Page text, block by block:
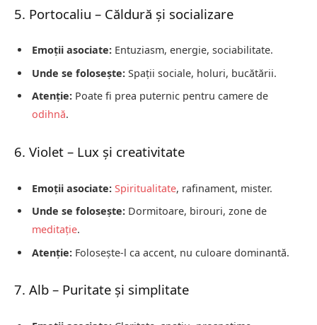
5. Portocaliu – Căldură și socializare
Emoții asociate: Entuziasm, energie, sociabilitate.
Unde se folosește: Spații sociale, holuri, bucătării.
Atenție: Poate fi prea puternic pentru camere de
odihnă.
6. Violet – Lux și creativitate
Emoții asociate: Spiritualitate, rafinament, mister.
Unde se folosește: Dormitoare, birouri, zone de
meditație.
Atenție: Folosește-l ca accent, nu culoare dominantă.
7. Alb – Puritate și simplitate